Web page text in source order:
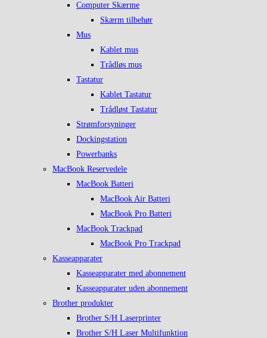
Computer Skærme
Skærm tilbehør
Mus
Kablet mus
Trådløs mus
Tastatur
Kablet Tastatur
Trådløst Tastatur
Strømforsyninger
Dockingstation
Powerbanks
MacBook Reservedele
MacBook Batteri
MacBook Air Batteri
MacBook Pro Batteri
MacBook Trackpad
MacBook Pro Trackpad
Kasseapparater
Kasseapparater med abonnement
Kasseapparater uden abonnement
Brother produkter
Brother S/H Laserprinter
Brother S/H Laser Multifunktion